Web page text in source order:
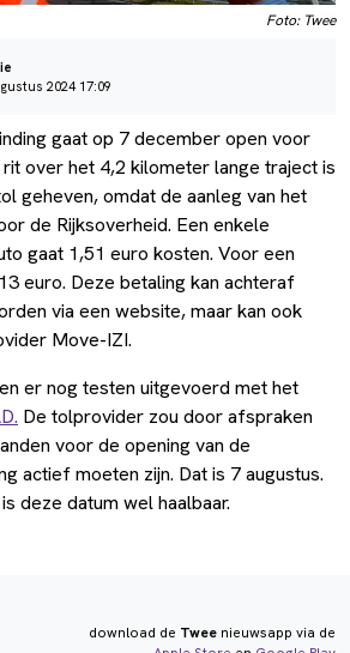
Foto: Twee
2024 17:09
gaat op 7 december open voor
over het 4,2 kilometer lange traject is
geheven, omdat de aanleg van het
de Rijksoverheid. Een enkele
gaat 1,51 euro kosten. Voor een
euro. Deze betaling kan achteraf
via een website, maar kan ook
Move-IZI.
er nog testen uitgevoerd met het
De tolprovider zou door afspraken
voor de opening van de
actief moeten zijn. Dat is 7 augustus.
deze datum wel haalbaar.
download de Tweenieuwsapp via de